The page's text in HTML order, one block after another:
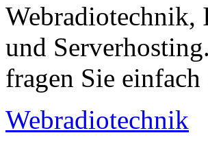
Webradiotechnik,
und
fragen Sie einfach
Webradiotechnik